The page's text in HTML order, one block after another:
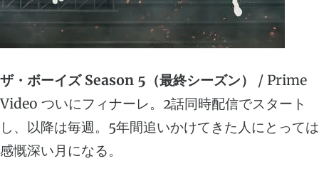
ザ・ボーイズ Season 5（最終シーズン）
/ Prime
Video ついにフィナーレ。2話同時配信でスタート
し、以降は毎週。5年間追いかけてきた人にとっては
感慨深い月になる。